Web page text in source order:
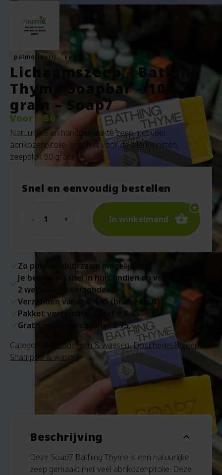
palmolievrij vegan
Lichaamszeep – Bathing
Thyme Soapbar – 100
gram – Soap7
Voor7.50
Natuurlijke en handgemaakte zeep met veel
abrikozenpitolie, geschikt voor de allerkleinsten,
zeepblok 90 gram.
Snel en eenvoudig bestellen
In winkelmand
Zo puur en duurzaam mogelijk
Je bestelling snel in huis (indien op voorraad: in 1-
2 werkdagen verzonden)
Verzenden vanaf € 4,45 (brievenbus)
Pakket verzending vanaf € 5,45
Gratis verzending vanaf € 75,-
Categorieën:
Badderen & wassen,Douchegel & zeep,
Shampoo & wasgel
Beschrijving expand_more
Deze Soap7 Bathing Thyme is een natuurlijke
zeep gemaakt met veel abrikozenpitolie. Deze